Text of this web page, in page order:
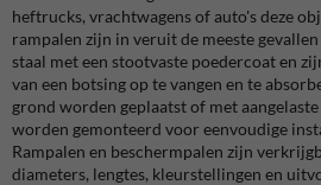
heftrucks, vrachtwagens of auto's deze
rampalen zijn in veruit de meeste
staal met een stootvaste poedercoat en
van een botsing op te vangen en te
grond worden geplaatst of met
worden gemonteerd voor eenvoudige
Rampalen en beschermpalen zijn
diameters, lengtes, kleurstellingen en